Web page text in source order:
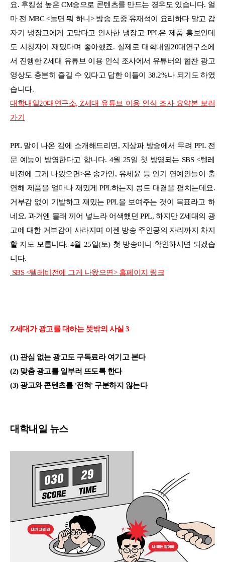
요. 후킹성 높은 CM송으로 콘텐츠를 만드는 경우도 있습니다. 얼
마 전 MBC <놀면 뭐 하니> 방송 도중 유재석이 요리하다 말고 갑
자기 냉장고에게 고맙다고 인사한 냉장고 PPL은 제품 홍보인데
도 시청자이 재밌다며 좋아했죠. 실제로 대학내일20대연구소에
서 진행한 Z세대 유튜브 이용 인식 조사에서 유튜버의 협찬 광고
영상도 충분히 즐길 수 있다고 답한 이들이 38.2%나 되기도 하였
습니다.
대학내일20대연구소, Z세대 유튜브 이용 인식 조사 요약본 보러
가기
PPL 말이 나온 김에 소개해드리면, 지상파 방송에서 무려 PPL 전
문 예능이 방영한다고 합니다. 4월 25일 첫 방영되는 SBS <텔레
비전에 그게 나왔으면>은 송가인, 유세윤 등 인기 연예인들이 출
연해 제품을 얼마나 재밌게 PPL하는지 콩트 대결을 펼치는데요.
거부감 없이 기발하고 재밌는 PPL을 보여주는 것이 목표라고 하
네요. 과거엔 몰래 끼어 넣느라 어색했던 PPL, 하지만 Z세대의 광
고에 대한 거부감이 사라지며 이젠 방송 주인공의 자리까지 차지
할 지도 모릅니다. 4월 25일(토) 첫 방송이니 확인하시면 되겠습
니다.
SBS <텔레비전에 그게 나왔으면> 홈페이지 링크
Z세대가 광고를 대하는 뜻밖의 사실 3
(1) 관심 없는 광고도 구독료라 여기고 본다
(2) 맞춤 광고를 일부러 뜨도록 한다
(3) 광고와 콘텐츠를 '전혀' 구분하지 않는다
대학내일 뉴스